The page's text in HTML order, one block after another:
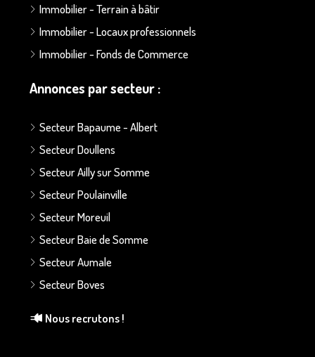
Immobilier - Terrain à bâtir
Immobilier - Locaux professionnels
Immobilier - Fonds de Commerce
Annonces par secteur :
Secteur Bapaume - Albert
Secteur Doullens
Secteur Ailly sur Somme
Secteur Poulainville
Secteur Moreuil
Secteur Baie de Somme
Secteur Aumale
Secteur Boves
Nous recrutons !